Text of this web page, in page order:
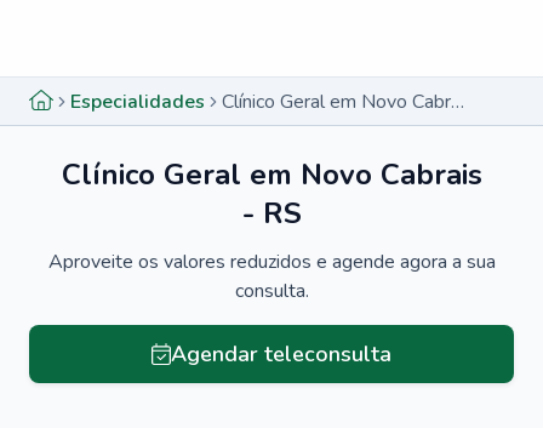
Especialidades Clínico Geral em Novo Cabrais - RS
Clínico Geral em Novo Cabrais
- RS
Aproveite os valores reduzidos e agende agora a sua
consulta.
Agendar teleconsulta